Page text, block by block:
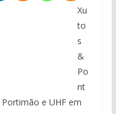
Xu
to
s
&
Po
nt
e UHF em